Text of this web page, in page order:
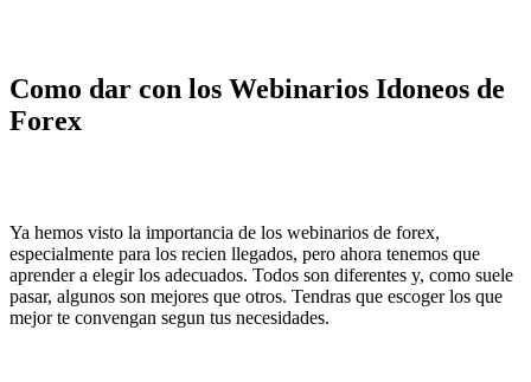
Como dar con los Webinarios Idoneos de
Forex
Ya hemos visto la importancia de los webinarios de forex,
especialmente para los recien llegados, pero ahora tenemos que
aprender a elegir los adecuados. Todos son diferentes y, como suele
pasar, algunos son mejores que otros. Tendras que escoger los que
mejor te convengan segun tus necesidades.